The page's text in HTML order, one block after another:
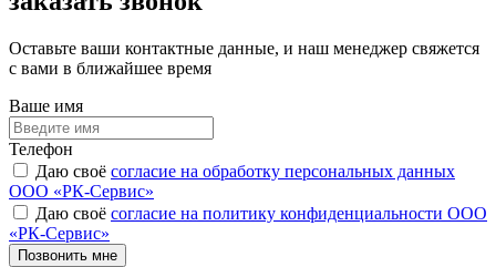
Оставьте ваши контактные данные, и наш менеджер свяжется
с вами в ближайшее время
Ваше имя
Телефон
Даю своё согласие на обработку персональных данных
ООО «РК-Сервис»
Даю своё согласие на политику конфиденциальности ООО
«РК-Сервис»
Позвонить мне